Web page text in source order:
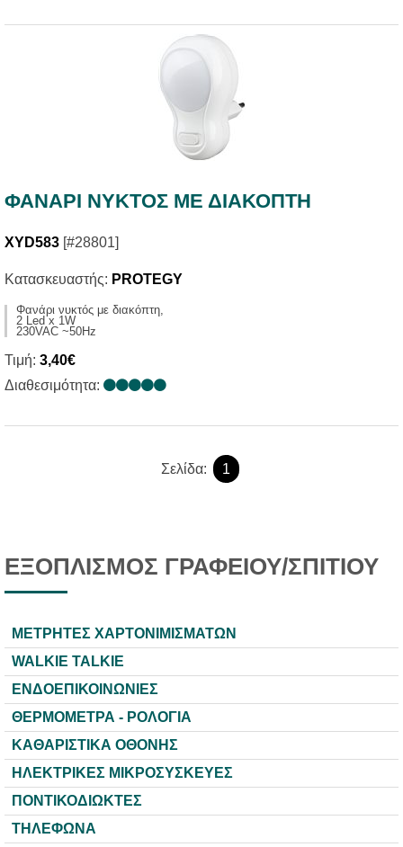
ΦΑΝΑΡΙ ΝΥΚΤΟΣ ΜΕ ΔΙΑΚΟΠΤΗ
XYD583 [#28801]
Κατασκευαστής: PROTEGY
Φανάρι νυκτός με διακόπτη,
2 Led x 1W
230VAC ~50Hz
Τιμή: 3,40€
Διαθεσιμότητα:
Σελίδα: 1
ΕΞΟΠΛΙΣΜΟΣ ΓΡΑΦΕΙΟΥ/ΣΠΙΤΙΟΥ
ΜΕΤΡΗΤΕΣ ΧΑΡΤΟΝΙΜΙΣΜΑΤΩΝ
WALKIE TALKIE
ΕΝΔΟΕΠΙΚΟΙΝΩΝΙΕΣ
ΘΕΡΜΟΜΕΤΡΑ - ΡΟΛΟΓΙΑ
ΚΑΘΑΡΙΣΤΙΚΑ ΟΘΟΝΗΣ
ΗΛΕΚΤΡΙΚΕΣ ΜΙΚΡΟΣΥΣΚΕΥΕΣ
ΠΟΝΤΙΚΟΔΙΩΚΤΕΣ
ΤΗΛΕΦΩΝΑ